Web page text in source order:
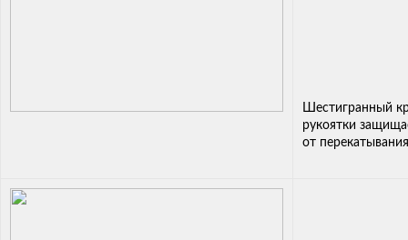
Шестигранный
рукоятки
от перекатывания